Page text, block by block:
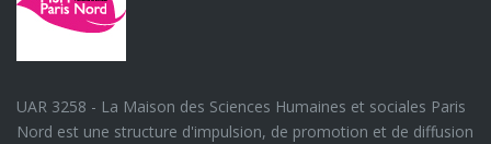
UAR 3258 - La Maison des Sciences Humaines et sociales Paris
Nord est une structure d'impulsion, de promotion et de diffusion